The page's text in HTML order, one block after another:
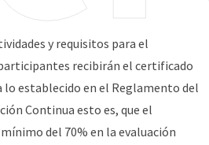
y requisitos para el
recibirán el certificado
lo establecido en el Reglamento del
Continua esto es, que el
del 70% en la evaluación